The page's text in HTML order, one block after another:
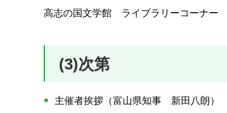
高志の国文学館 ライブラリーコーナー
(3)次第
主催者挨拶（富山県知事 新田八朗）